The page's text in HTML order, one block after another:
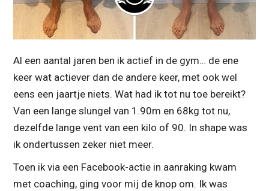
Al een aantal jaren ben ik actief in de gym… de ene
keer wat actiever dan de andere keer, met ook wel
eens een jaartje niets. Wat had ik tot nu toe bereikt?
Van een lange slungel van 1.90m en 68kg tot nu,
dezelfde lange vent van een kilo of 90. In shape was
ik ondertussen zeker niet meer.
Toen ik via een Facebook-actie in aanraking kwam
met coaching, ging voor mij de knop om. Ik was